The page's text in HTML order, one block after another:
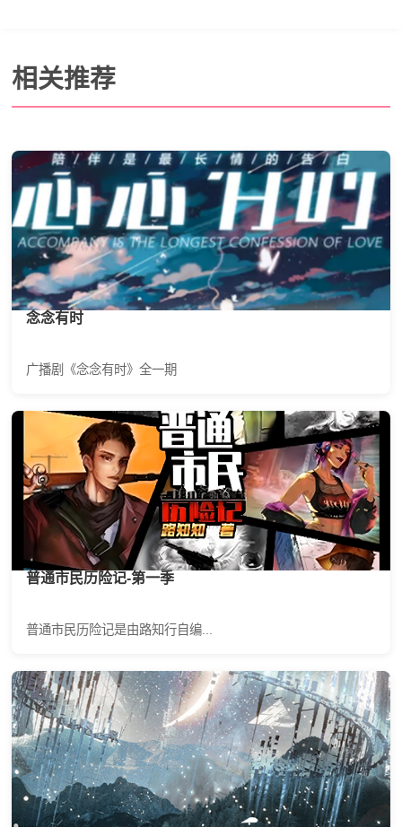
相关推荐
念念有时
广播剧《念念有时》全一期
普通市民历险记-第一季
普通市民历险记是由路知行自编...